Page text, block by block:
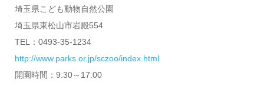
埼玉県こども動物自然公園
埼玉県東松山市岩殿554
TEL：0493-35-1234
http://www.parks.or.jp/sczoo/index.html
開園時間：9:30～17:00